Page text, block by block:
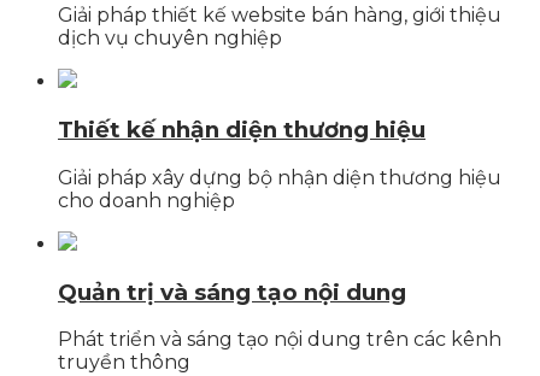
Giải pháp thiết kế website bán hàng, giới thiệu
dịch vụ chuyên nghiệp
Thiết kế nhận diện thương hiệu
Giải pháp xây dựng bộ nhận diện thương hiệu
cho doanh nghiệp
Quản trị và sáng tạo nội dung
Phát triển và sáng tạo nội dung trên các kênh
truyền thông